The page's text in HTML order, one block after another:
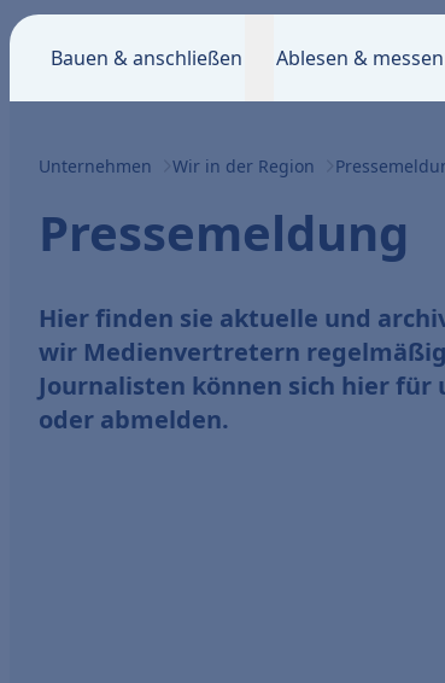
Bauen & anschließen Ablesen & messen
Unternehmen Wir in der Region
Pressemeldung
Hier finden sie aktuelle und
wir Medienvertretern
Journalisten können sich hier für
oder abmelden.